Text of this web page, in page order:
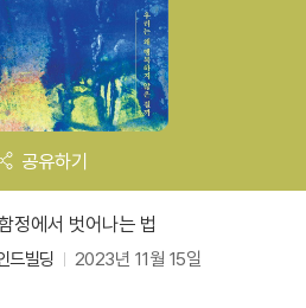
공유하기
정에서 벗어나는 법
드빌딩 2023년 11월 15일